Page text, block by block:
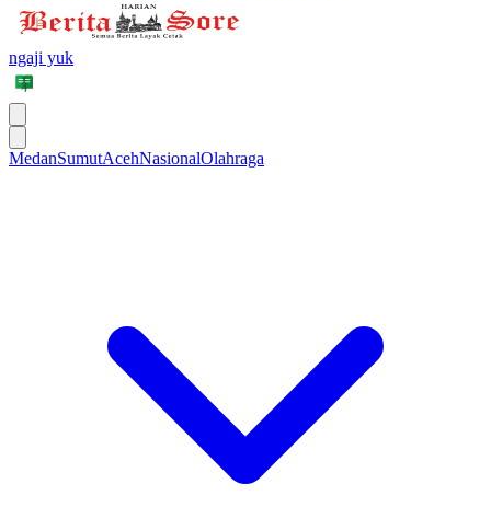
ngaji yuk
MedanSumutAcehNasionalOlahraga